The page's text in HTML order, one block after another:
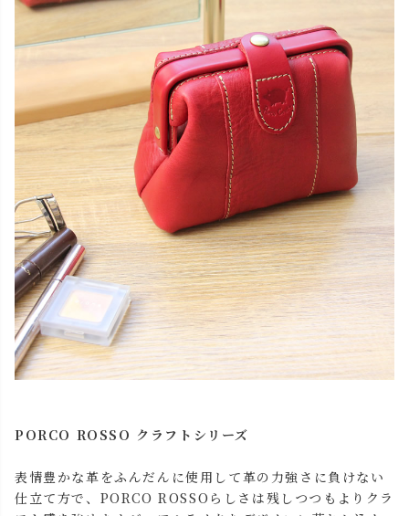
PORCO ROSSO クラフトシリーズ
表情豊かな革をふんだんに使用して革の力強さに負けない
仕立て方で、PORCO ROSSOらしさは残しつつもよりクラ